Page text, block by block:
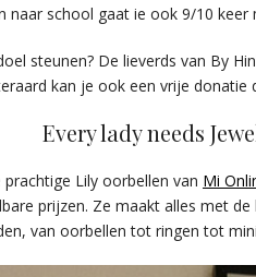
naar school gaat ie ook 9/10
steunen? De lieverds van By
kan je ook een vrije donatie
Every lady needs
Lily oorbellen van Mi
prijzen. Ze maakt alles met
van oorbellen tot ringen tot